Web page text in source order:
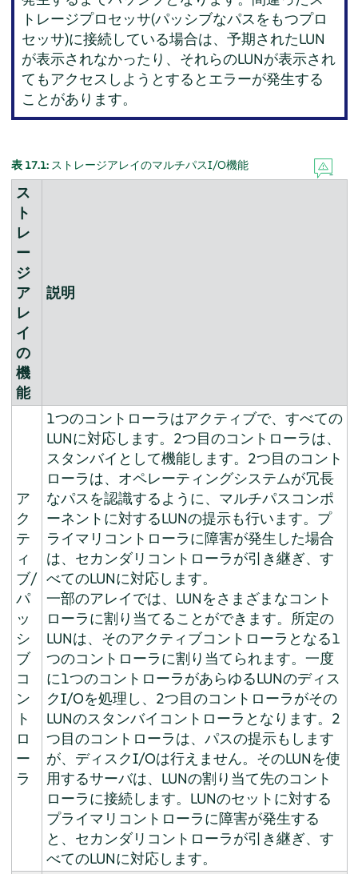
トレージプロセッサ(パッシブなパスをもつプロ
セッサ)に接続している場合は、予期されたLUN
が表示されなかったり、それらのLUNが表示され
てもアクセスしようとするとエラーが発生する
ことがあります。
表 17.1: ストレージアレイのマルチパスI/O機能
ス
ト
レ
ー
ジ
ア
レ
イ
の
機
能
説明
ア
ク
テ
ィ
ブ/
パ
ッ
シ
ブ
コ
ン
ト
ロ
ー
ラ
1つのコントローラはアクティブで、すべての
LUNに対応します。2つ目のコントローラは、
スタンバイとして機能します。2つ目のコント
ローラは、オペレーティングシステムが冗長
なパスを認識するように、マルチパスコンポ
ーネントに対するLUNの提示も行います。プ
ライマリコントローラに障害が発生した場合
は、セカンダリコントローラが引き継ぎ、す
べてのLUNに対応します。
一部のアレイでは、LUNをさまざまなコント
ローラに割り当てることができます。所定の
LUNは、そのアクティブコントローラとなる1
つのコントローラに割り当てられます。一度
に1つのコントローラがあらゆるLUNのディス
クI/Oを処理し、2つ目のコントローラがその
LUNのスタンバイコントローラとなります。2
つ目のコントローラは、パスの提示もします
が、ディスクI/Oは行えません。そのLUNを使
用するサーバは、LUNの割り当て先のコント
ローラに接続します。LUNのセットに対する
プライマリコントローラに障害が発生する
と、セカンダリコントローラが引き継ぎ、す
べてのLUNに対応します。